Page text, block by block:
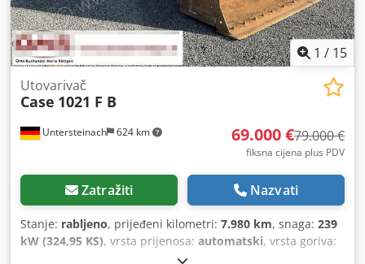
1 / 15
Untersteinach 624 km
Utovarivač
Case 1021 F B
69.000 €79.000 €
fiksna cijena plus PDV
Zatražiti Nazvati
Stanje: rabljeno, prijeđeni kilometri: 7.980 km, snaga: 239
kW (324,95 KS), vrsta prijenosa: automatski, vrsta goriva:
, prva registracija: